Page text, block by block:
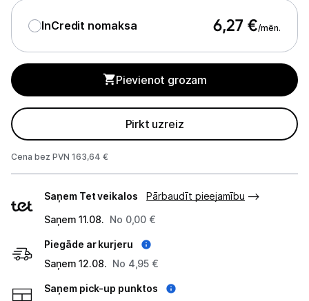
Tosteri
Sviestmaižu tosteri
Grili
Augļu žāvētāji
Sulu spiedes
Gaļas maļamās mašīnas
InCredit nomaksa 6,27 €/mēn.
Pievienot grozam
Pirkt uzreiz
Cena bez PVN 163,64 €
veidi
Saņem Tet veikalos
Pārbaudīt pieejamību
Saņem 11.08. No 0,00 €
Piegāde ar kurjeru
Saņem 12.08. No 4,95 €
Saņem pick-up punktos